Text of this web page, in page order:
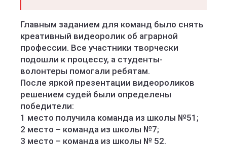
Главным заданием для команд было снять
креативный видеоролик об аграрной
профессии. Все участники творчески
подошли к процессу, а студенты-
волонтеры помогали ребятам.
После яркой презентации видеороликов
решением судей были определены
победители:
1 место получила команда из школы №51;
2 место – команда из школы №7;
3 место – команда из школы № 52.